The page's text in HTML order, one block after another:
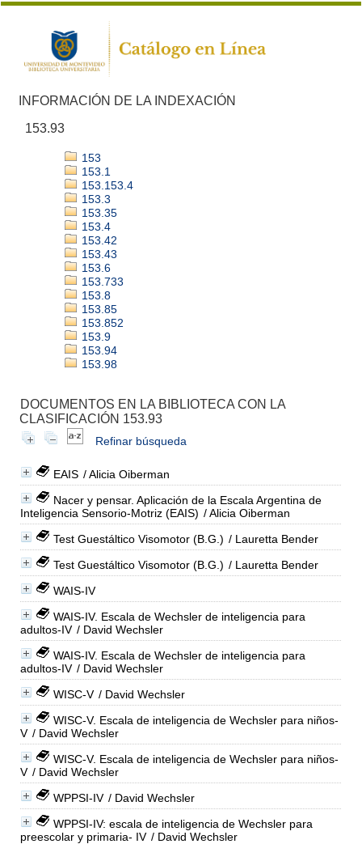
INFORMACIÓN DE LA INDEXACIÓN
153.93
153
153.1
153.153.4
153.3
153.35
153.4
153.42
153.43
153.6
153.733
153.8
153.85
153.852
153.9
153.94
153.98
DOCUMENTOS EN LA BIBLIOTECA CON LA
CLASIFICACIÓN 153.93
Refinar búsqueda
EAIS / Alicia Oiberman
Nacer y pensar. Aplicación de la Escala Argentina de
Inteligencia Sensorio-Motriz (EAIS) / Alicia Oiberman
Test Guestáltico Visomotor (B.G.) / Lauretta Bender
Test Guestáltico Visomotor (B.G.) / Lauretta Bender
WAIS-IV
WAIS-IV. Escala de Wechsler de inteligencia para
adultos-IV / David Wechsler
WAIS-IV. Escala de Wechsler de inteligencia para
adultos-IV / David Wechsler
WISC-V / David Wechsler
WISC-V. Escala de inteligencia de Wechsler para niños-
V / David Wechsler
WISC-V. Escala de inteligencia de Wechsler para niños-
V / David Wechsler
WPPSI-IV / David Wechsler
WPPSI-IV: escala de inteligencia de Wechsler para
preescolar y primaria- IV / David Wechsler